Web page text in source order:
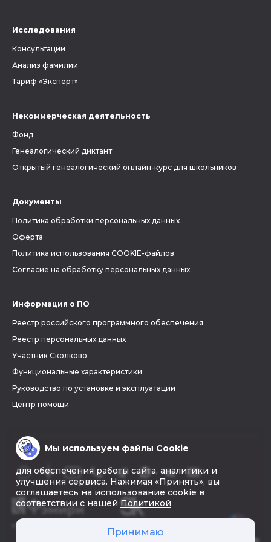
Исследования
Консультации
Анализ фамилии
Тариф «Эксперт»
Некоммерческая деятельность
Фонд
Генеалогический диктант
Открытый генеалогический онлайн-курс для школьников
Документы
Политика обработки персональных данных
Оферта
Политика использования COOKIE-файлов
Согласие на обработку персональных данных
Информация о ПО
Реестр российского программного обеспечения
Реестр персональных данных
Участник Сколково
Функциональные характеристики
Руководство по установке и эксплуатации
Центр помощи
© 2026 «Фэмири»
Мы используем файлы Cookie
для обеспечения работы сайта, аналитики и
улучшения сервиса. Нажимая «Принять», вы
соглашаетесь на использование cookie в
соответствии с нашей Политикой
Принимаю